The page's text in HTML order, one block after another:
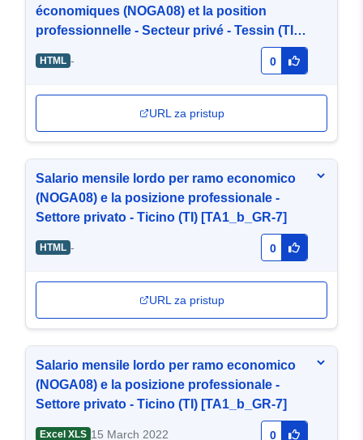
économiques (NOGA08) et la position
professionnelle - Secteur privé - Tessin (TI)
HTML - 0
URL za pristup
Salario mensile lordo per ramo economico
(NOGA08) e la posizione professionale -
Settore privato - Ticino (TI) [TA1_b_GR-7]
HTML - 0
URL za pristup
Salario mensile lordo per ramo economico
(NOGA08) e la posizione professionale -
Settore privato - Ticino (TI) [TA1_b_GR-7]
Excel XLS 15 March 2022 0